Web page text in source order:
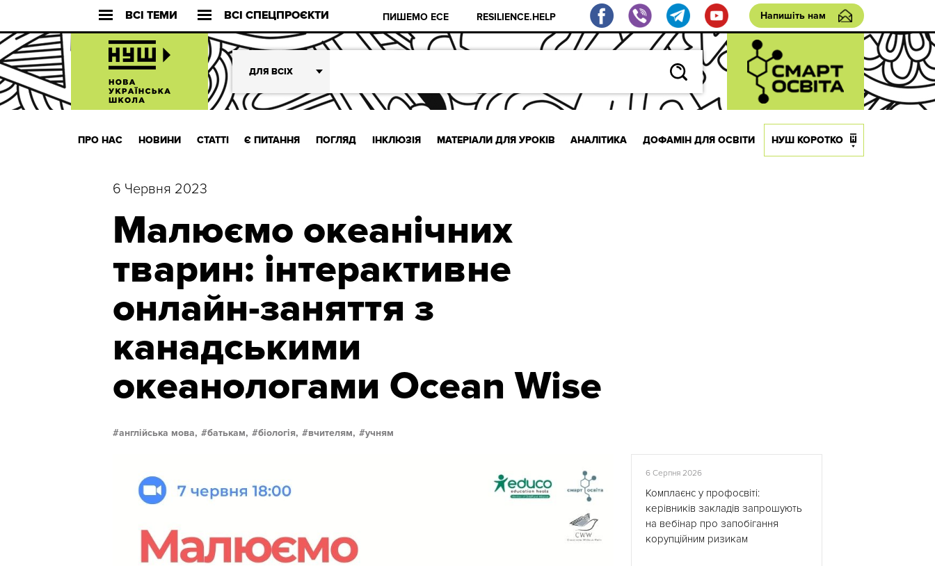
ВСІ ТЕМИ ВСІ СПЕЦПРОЄКТИ ПИШЕМО ЕСЕ RESILIENCE.HELP Напишіть нам
ДЛЯ ВСІХ
ПРО НАС НОВИНИ СТАТТІ Є ПИТАННЯ ПОГЛЯД ІНКЛЮЗІЯ МАТЕРІАЛИ ДЛЯ УРОКІВ АНАЛІТИКА ДОФАМІН ДЛЯ ОСВІТИ НУШ КОРОТКО
6 Червня 2023
Малюємо океанічних
тварин: інтерактивне
онлайн-заняття з
канадськими
океанологами Ocean Wise
англійська мова, батькам, біологія, вчителям, учням
6 Серпня 2026
Комплаєнс у профосвіті:
керівників закладів запрошують
на вебінар про запобігання
корупційним ризикам